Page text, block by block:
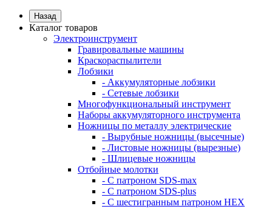
Назад
Каталог товаров
Электроинструмент
Гравировальные машины
Краскораспылители
Лобзики
- Аккумуляторные лобзики
- Сетевые лобзики
Многофункциональный инструмент
Наборы аккумуляторного инструмента
Ножницы по металлу электрические
- Вырубные ножницы (высечные)
- Листовые ножницы (вырезные)
- Шлицевые ножницы
Отбойные молотки
- С патроном SDS-max
- С патроном SDS-plus
- С шестигранным патроном HEX